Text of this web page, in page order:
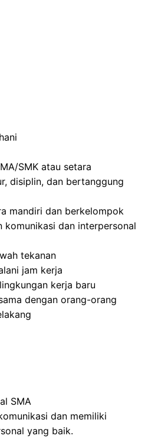
SMK atau setara
disiplin, dan bertanggung
mandiri dan berkelompok
komunikasi dan interpersonal
tekanan
jam kerja
kerja baru
dengan orang-orang
SMA
dan memiliki
yang baik.